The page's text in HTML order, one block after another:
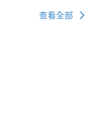
查看全部